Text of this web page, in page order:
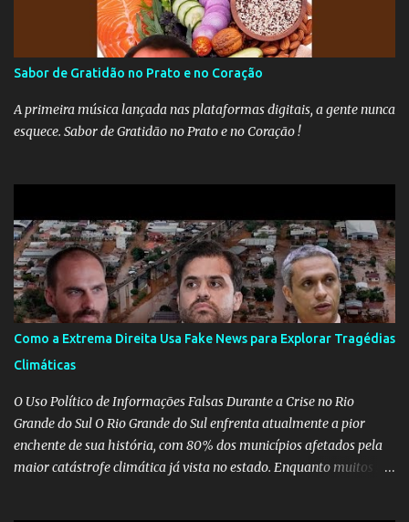
Sabor de Gratidão no Prato e no Coração
A primeira música lançada nas plataformas digitais, a gente nunca
esquece. Sabor de Gratidão no Prato e no Coração !
Como a Extrema Direita Usa Fake News para Explorar Tragédias
Climáticas
O Uso Político de Informações Falsas Durante a Crise no Rio
Grande do Sul O Rio Grande do Sul enfrenta atualmente a pior
enchente de sua história, com 80% dos municípios afetados pela
maior catástrofe climática já vista no estado. Enquanto muitos se